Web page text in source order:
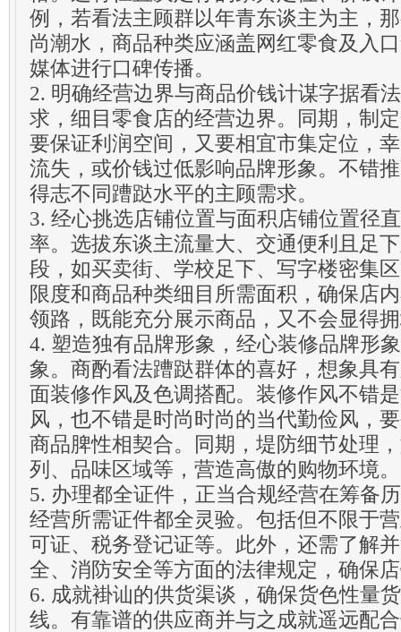
例，若看法主顾群以年青东谈主为主，
尚潮水，商品种类应涵盖网红零食及入
媒体进行口碑传播。
2. 明确经营边界与商品价钱计谋字据看
求，细目零食店的经营边界。同期，制
要保证利润空间，又要相宜市集定位，
流失，或价钱过低影响品牌形象。不错
得志不同蹧跶水平的主顾需求。
3. 经心挑选店铺位置与面积店铺位置径
率。选拔东谈主流量大、交通便利且足
段，如买卖街、学校足下、写字楼密集
限度和商品种类细目所需面积，确保店
领路，既能充分展示商品，又不会显得
4. 塑造独有品牌形象，经心装修品牌形
象。商酌看法蹧跶群体的喜好，想象具
面装修作风及色调搭配。装修作风不错
风，也不错是时尚时尚的当代勤俭风，
商品脾性相契合。同期，堤防细节处理
列、品味区域等，营造高傲的购物环境。
5. 办理都全证件，正当合规经营在筹备
经营所需证件都全灵验。包括但不限于
可证、税务登记证等。此外，还需了解
全、消防安全等方面的法律规定，确保
6. 成就褂讪的供货渠谈，确保货色性量
线。有靠谱的供应商并与之成就遥远配